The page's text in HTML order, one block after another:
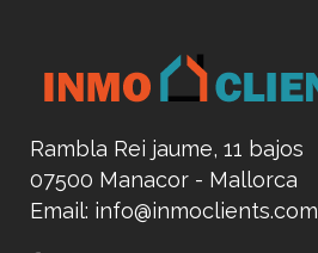
Rambla Rei jaume, 11 bajos
07500 Manacor - Mallorca
Email: info@inmoclients.com